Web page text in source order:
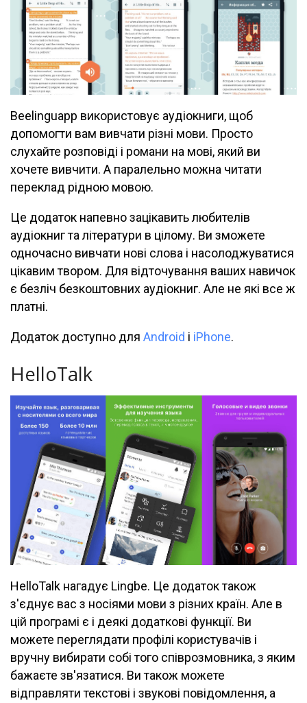
Beelinguapp використовує аудіокниги, щоб
допомогти вам вивчати різні мови. Просто
слухайте розповіді і романи на мові, який ви
хочете вивчити. А паралельно можна читати
переклад рідною мовою.
Це додаток напевно зацікавить любителів
аудіокниг та літератури в цілому. Ви зможете
одночасно вивчати нові слова і насолоджуватися
цікавим твором. Для відточування ваших навичок
є безліч безкоштовних аудіокниг. Але не які все ж
платні.
Додаток доступно для Android і iPhone.
HelloTalk
HelloTalk нагадує Lingbe. Це додаток також
з'єднує вас з носіями мови з різних країн. Але в
цій програмі є і деякі додаткові функції. Ви
можете переглядати профілі користувачів і
вручну вибирати собі того співрозмовника, з яким
бажаєте зв'язатися. Ви також можете
відправляти текстові і звукові повідомлення, а